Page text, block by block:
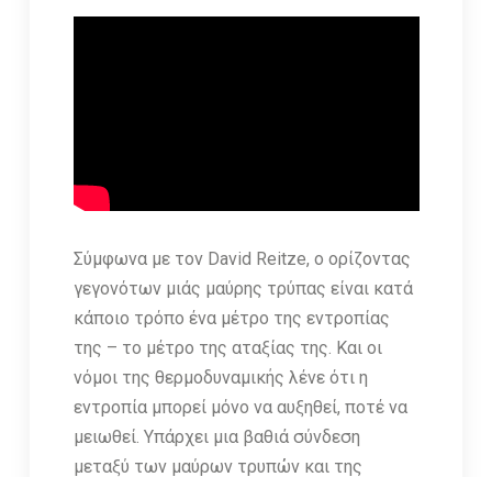
Σύμφωνα με τον David Reitze, o ορίζοντας
γεγονότων μιάς μαύρης τρύπας είναι κατά
κάποιο τρόπο ένα μέτρο της εντροπίας
της – το μέτρο της αταξίας της. Και οι
νόμοι της θερμοδυναμικής λένε ότι η
εντροπία μπορεί μόνο να αυξηθεί, ποτέ να
μειωθεί. Υπάρχει μια βαθιά σύνδεση
μεταξύ των μαύρων τρυπών και της